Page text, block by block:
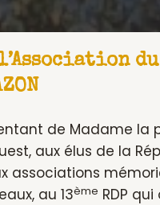
de Madame la
aux élus de la
associations
au 13ème RDP